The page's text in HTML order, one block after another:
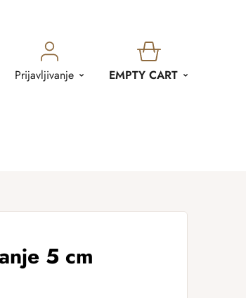
Prijavljivanje
SHOPPING
EMPTY CART
5 cm